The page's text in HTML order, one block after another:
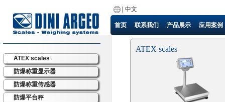
中文
首页 联系我们 产品展示 应用案例
ATEX scales
防爆称重显示器
防爆称重传感器
防爆平台秤
ATEX scales